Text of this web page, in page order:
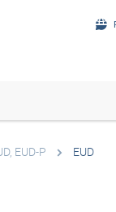
EUD-P EUD